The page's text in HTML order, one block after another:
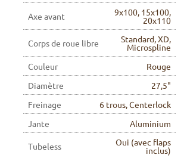
Axe avant 9x100, 15x100,
20x110
Corps de roue libre Standard, XD,
Microspline
Couleur
Rouge
Diamètre
27,5"
Freinage
6 trous, Centerlock
Jante
Aluminium
Tubeless Oui (avec flaps
inclus)